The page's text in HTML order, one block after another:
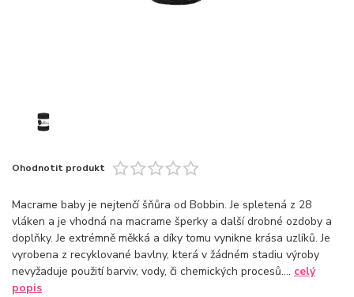
Ohodnotit produkt
Macrame baby je nejtenčí šňůra od Bobbin. Je spletená z 28
vláken a je vhodná na macrame šperky a další drobné ozdoby a
doplňky. Je extrémně měkká a díky tomu vynikne krása uzlíků. Je
vyrobena z recyklované bavlny, která v žádném stadiu výroby
nevyžaduje použití barviv, vody, či chemických procesů.... celý
popis